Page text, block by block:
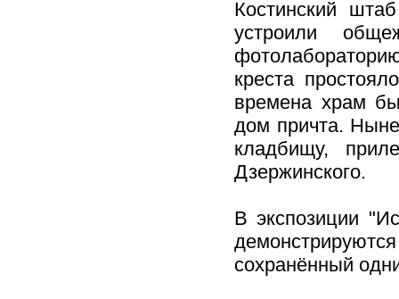
Костинский
устроили
креста
времена храм
дом причта.
кладбищу,
Дзержинского.
В экспозиции
сохранённый